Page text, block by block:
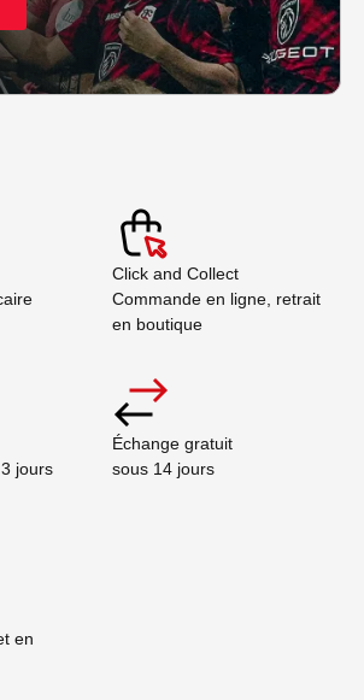
Click and Collect
Commande en ligne, retrait
en boutique
jours
Échange gratuit
sous 14 jours
en